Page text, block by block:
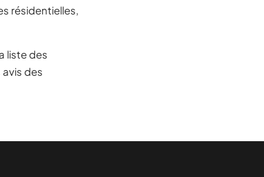
résidentielles,
liste des
des